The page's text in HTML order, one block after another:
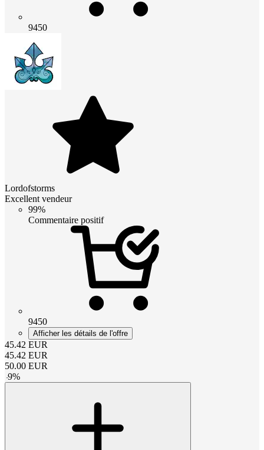
9450
Lordofstorms
Excellent vendeur
99%
Commentaire positif
9450
Afficher les détails de l'offre
45.42 EUR
45.42 EUR
50.00 EUR
-9%